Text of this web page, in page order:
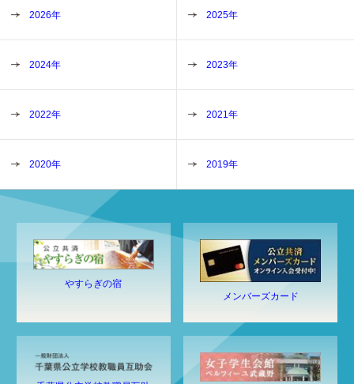
2026年 2025年
2024年 2023年
2022年 2021年
2020年 2019年
やすらぎの宿
メンバーズカード